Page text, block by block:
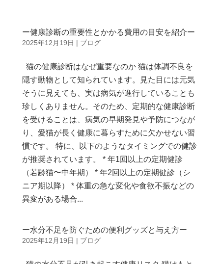
ー健康診断の重要性とかかる費用の目安を紹介ー
2025年12月19日 | ブログ
猫の健康診断はなぜ重要なのか 猫は体調不良を
隠す動物として知られています。見た目には元気
そうに見えても、実は病気が進行していることも
珍しくありません。そのため、定期的な健康診断
を受けることは、病気の早期発見や予防につなが
り、愛猫が長く健康に暮らすために欠かせない習
慣です。 特に、以下のようなタイミングでの健診
が推奨されています。 * 年1回以上の定期健診
（若齢猫〜中年期） * 年2回以上の定期健診（シ
ニア期以降） * 体重の急な変化や食欲不振などの
異変がある場合...
ー水分不足を防ぐための便利グッズと与え方ー
2025年12月19日 | ブログ